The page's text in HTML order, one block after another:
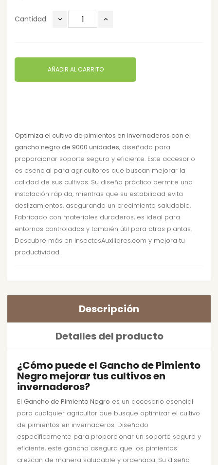
Cantidad
AÑADIR AL CARRITO
Optimiza el cultivo de pimientos en invernaderos con el
gancho negro de 9000 unidades, diseñado para
proporcionar soporte seguro y eficiente. Este accesorio
es esencial para agricultores que buscan mejorar la
calidad de sus cultivos. Su diseño práctico permite una
instalación rápida, mientras que su estabilidad evita
deslizamientos, asegurando un crecimiento saludable.
Fabricado con materiales duraderos, es ideal para
entornos controlados y también útil para otras plantas.
Descubre más en InsectosAuxiliares.com y mejora tu
productividad.
Descripción
Detalles del producto
¿Cómo puede el Gancho de Pimiento
Negro mejorar tus cultivos en
invernaderos?
El Gancho de Pimiento Negro es un accesorio esencial
para cualquier agricultor que busque optimizar el cultivo
de pimientos en invernaderos. Diseñado
específicamente para proporcionar un soporte seguro y
eficiente, este gancho asegura que los pimientos
crezcan de manera saludable y ordenada. Su diseño